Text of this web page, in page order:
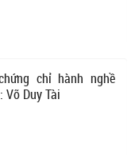
chỉ hành nghề
Võ Duy Tài